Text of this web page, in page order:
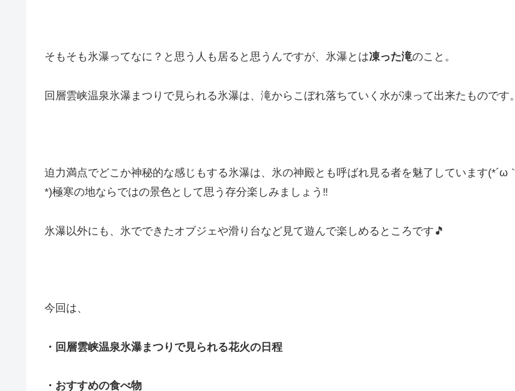
そもそも氷瀑ってなに？と思う人も居ると思うんですが、氷瀑とは凍った滝のこと。
回層雲峡温泉氷瀑まつりで見られる氷瀑は、滝からこぼれ落ちていく水が凍って出来たものです。
迫力満点でどこか神秘的な感じもする氷瀑は、氷の神殿とも呼ばれ見る者を魅了しています(*´ω｀
*)極寒の地ならではの景色として思う存分楽しみましょう‼
氷瀑以外にも、氷でできたオブジェや滑り台など見て遊んで楽しめるところです🎵
今回は、
・回層雲峡温泉氷瀑まつりで見られる花火の日程
・おすすめの食べ物